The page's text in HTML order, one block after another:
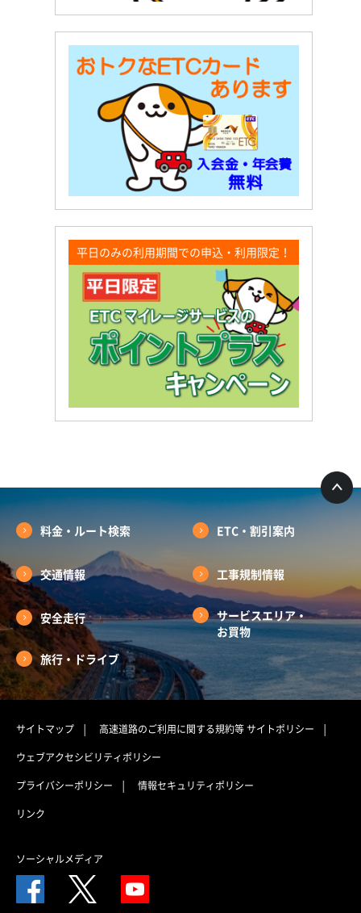
平日のみの利用期間での申込・利用限定！
料金・ルート検索 ETC・割引案内
交通情報 工事規制情報
安全走行
サービスエリア・
お買物
旅行・ドライブ
サイトマップ 高速道路のご利用に関する規約等サイトポリシー
ウェブアクセシビリティポリシー
プライバシーポリシー
情報セキュリティポリシー
リンク
ソーシャルメディア